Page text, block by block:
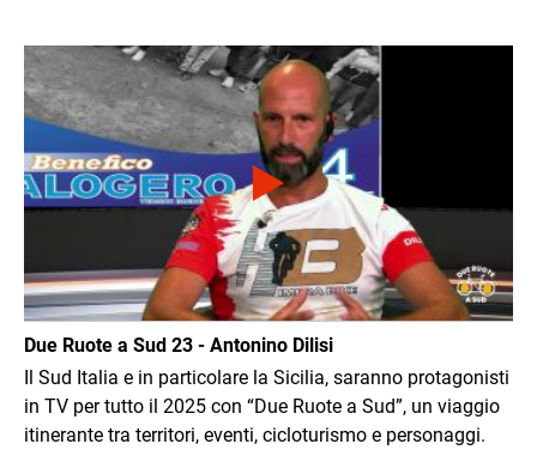
Immagine
Due Ruote a Sud 23 - Antonino Dilisi
Il Sud Italia e in particolare la Sicilia, saranno protagonisti
in TV per tutto il 2025 con “Due Ruote a Sud”, un viaggio
itinerante tra territori, eventi, cicloturismo e personaggi.